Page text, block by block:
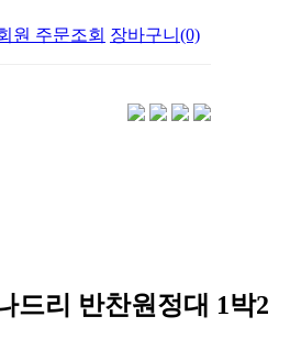
원 주문조회 장바구니(0)
드리 반찬원정대 1박2